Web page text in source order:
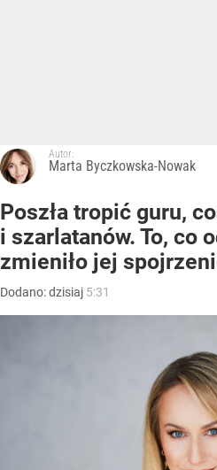
Autor:
Marta Byczkowska-Nowak
Poszła tropić guru,
i szarlatanów. To, co
zmieniło jej
Dodano:dzisiaj 5:31